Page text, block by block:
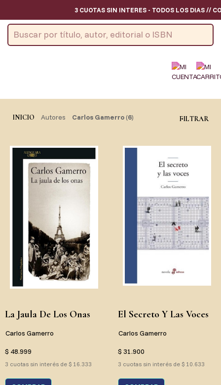
3 CUOTAS SIN INTERES - TODOS LOS DIAS //
FILTRAR
INICIO Autores Carlos Gamerro(6)
La Jaula De Los Onas
Carlos Gamerro
$ 48.999
3 cuotas sin interés de $ 16.333
El Secreto Y Las Voces
Carlos Gamerro
$ 31.900
3 cuotas sin interés de $ 10.633